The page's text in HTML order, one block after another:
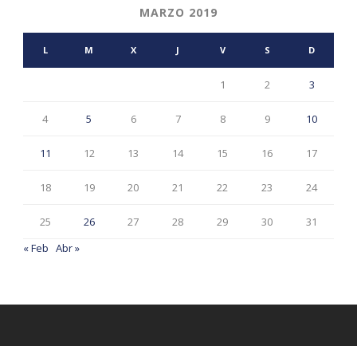
MARZO 2019
L M X J V S D
1 2 3
4 5 6 7 8 9 10
11 12 13 14 15 16 17
18 19 20 21 22 23 24
25 26 27 28 29 30
31
« Feb Abr »